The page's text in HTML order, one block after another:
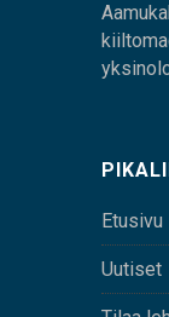
Etusivu
Uutiset